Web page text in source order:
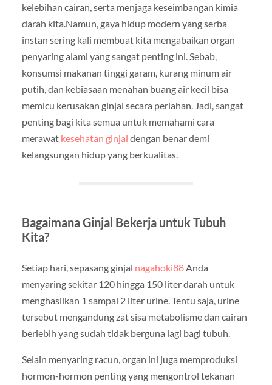
kelebihan cairan, serta menjaga keseimbangan kimia
darah kita.Namun, gaya hidup modern yang serba
instan sering kali membuat kita mengabaikan organ
penyaring alami yang sangat penting ini. Sebab,
konsumsi makanan tinggi garam, kurang minum air
putih, dan kebiasaan menahan buang air kecil bisa
memicu kerusakan ginjal secara perlahan. Jadi, sangat
penting bagi kita semua untuk memahami cara
merawat kesehatan ginjal dengan benar demi
kelangsungan hidup yang berkualitas.
Bagaimana Ginjal Bekerja untuk Tubuh
Kita?
Setiap hari, sepasang ginjal nagahoki88Anda
menyaring sekitar 120 hingga 150 liter darah untuk
menghasilkan 1 sampai 2 liter urine. Tentu saja, urine
tersebut mengandung zat sisa metabolisme dan cairan
berlebih yang sudah tidak berguna lagi bagi tubuh.
Selain menyaring racun, organ ini juga memproduksi
hormon-hormon penting yang mengontrol tekanan